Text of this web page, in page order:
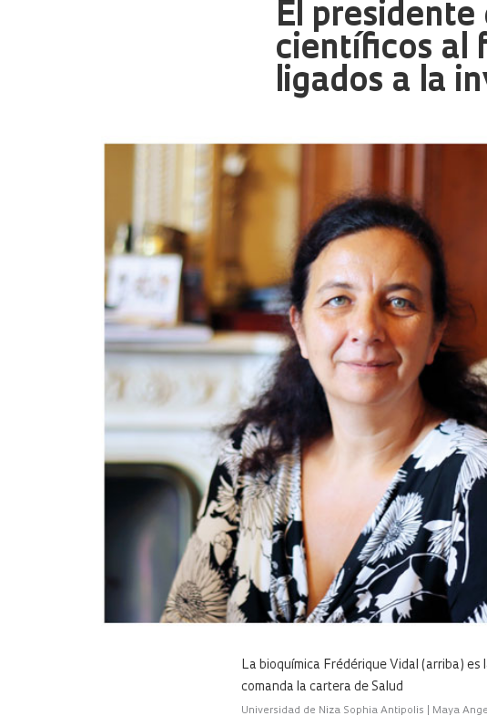
El presidente
científicos al
ligados a la
La bioquímica Frédérique Vidal (arriba)
comanda la cartera de Salud
Universidad de Niza Sophia Antipolis | Maya